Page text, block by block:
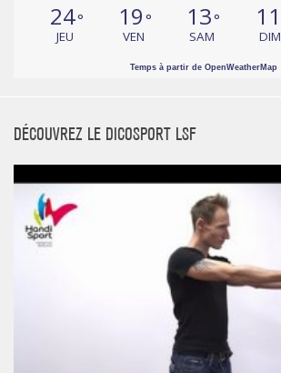
24°
JEU
19 °
VEN
13°
SAM
11
DIM
Temps à partir de OpenWeatherMap
DÉCOUVREZ LE DICOSPORT LSF